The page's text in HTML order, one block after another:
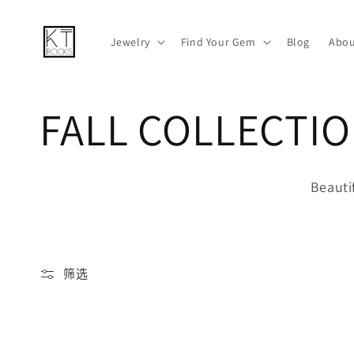
Jewelry Find Your Gem Blog
收
FALL
筛选